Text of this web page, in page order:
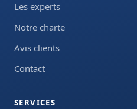
Les experts
Notre charte
Avis clients
Contact
SERVICES